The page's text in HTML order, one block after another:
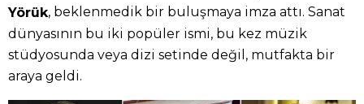
Yörük, beklenmedik bir buluşmaya imza attı. Sanat
dünyasının bu iki popüler ismi, bu kez müzik
stüdyosunda veya dizi setinde değil, mutfakta bir
araya geldi.